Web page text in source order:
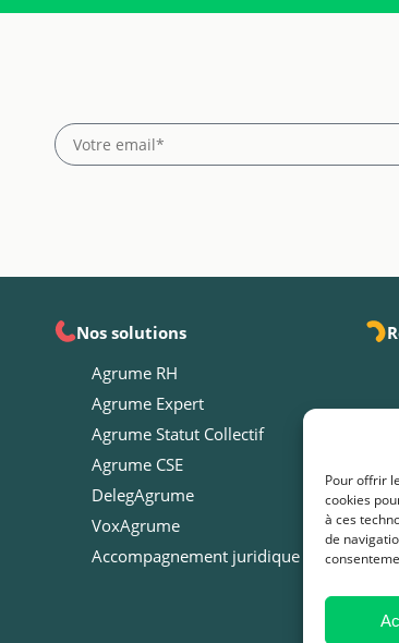
Pour offrir
cookies
à ces
de
Nos solutions
Agrume RH
Agrume Expert
Agrume Statut Collectif
Agrume CSE
DelegAgrume
VoxAgrume
Accompagnement juridique